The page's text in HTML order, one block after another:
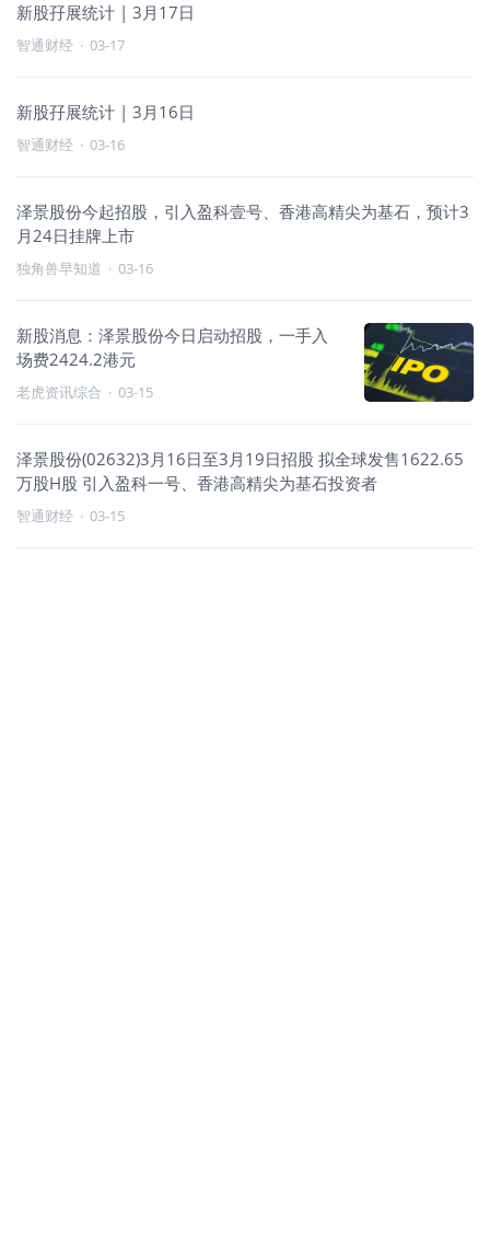
新股孖展统计 | 3月17日
智通财经 · 03-17
新股孖展统计 | 3月16日
智通财经 · 03-16
泽景股份今起招股，引入盈科壹号、香港高精尖为基石，预计3
月24日挂牌上市
独角兽早知道 · 03-16
新股消息：泽景股份今日启动招股，一手入
场费2424.2港元
老虎资讯综合 · 03-15
泽景股份(02632)3月16日至3月19日招股 拟全球发售1622.65
万股H股 引入盈科一号、香港高精尖为基石投资者
智通财经 · 03-15